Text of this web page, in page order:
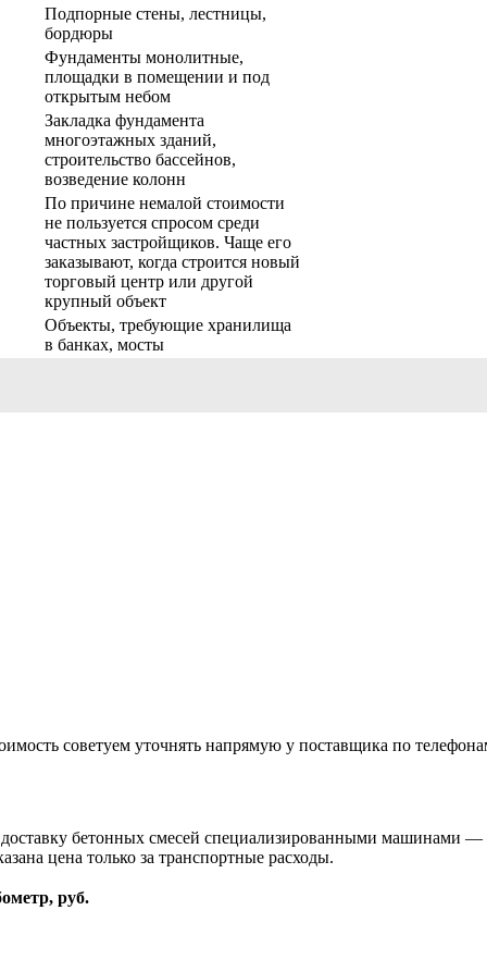
Подпорные стены, лестницы,
бордюры
Фундаменты монолитные,
площадки в помещении и под
открытым небом
Закладка фундамента
многоэтажных зданий,
строительство бассейнов,
возведение колонн
По причине немалой стоимости
не пользуется спросом среди
частных застройщиков. Чаще его
заказывают, когда строится новый
торговый центр или другой
крупный объект
Объекты, требующие хранилища
в банках, мосты
советуем уточнять напрямую у поставщика по
доставку бетонных смесей специализированными машинами
цена только за транспортные расходы.
руб.